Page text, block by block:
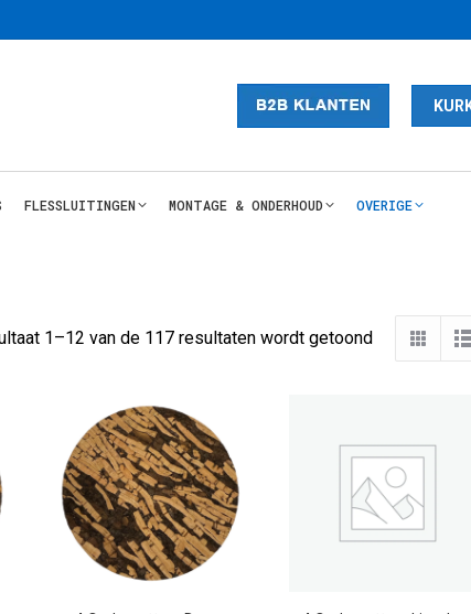
FLESSLUITINGEN MONTAGE & ONDERHOUD OVERIGE
1–12 van de 117 resultaten wordt getoondGesorteerd